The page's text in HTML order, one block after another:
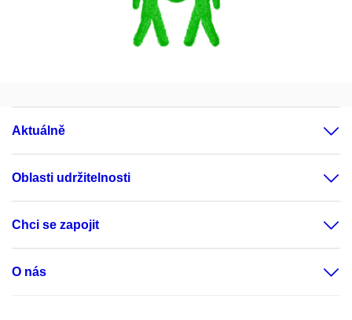
Aktuálně
Oblasti udržitelnosti
Chci se zapojit
O nás